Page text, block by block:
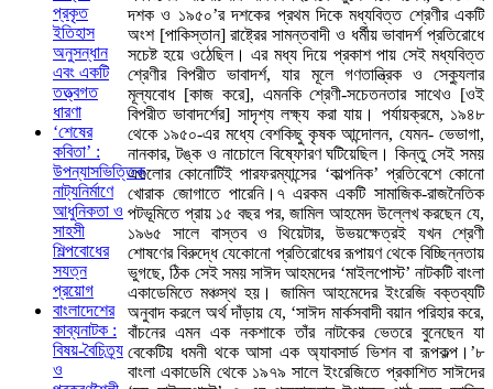
দশক ও ১৯৫০’র দশকের প্রথম দিকে মধ্যবিত্ত শ্রেণীর একটি
অংশ [পাকিস্তান] রাষ্ট্রের সামন্তবাদী ও ধর্মীয় ভাবাদর্শ প্রতিরোধে
সচেষ্ট হয়ে ওঠেছিল। এর মধ্য দিয়ে প্রকাশ পায় সেই মধ্যবিত্ত
শ্রেণীর বিপরীত ভাবাদর্শ, যার মূলে গণতান্ত্রিক ও সেক্যুলার
মূল্যবোধ [কাজ করে], এমনকি শ্রেণী-সচেতনতার সাথেও [ওই
বিপরীত ভাবাদর্শের] সাদৃশ্য লক্ষ্য করা যায়। পর্যায়ক্রমে, ১৯৪৮
থেকে ১৯৫০-এর মধ্যে বেশকিছু কৃষক আন্দোলন, যেমন- ভেভাগা,
নানকার, টঙ্ক ও নাচোলে বিষ্ফোরণ ঘটিয়েছিল। কিন্তু সেই সময়
এগুলোর কোনোটিই পারফরম্যান্সের ‘কাল্পনিক’ প্রতিবেশে কোনো
খোরাক জোগাতে পারেনি।৭ এরকম একটি সামাজিক-রাজনৈতিক
পটভূমিতে প্রায় ১৫ বছর পর, জামিল আহমেদ উল্লেখ করছেন যে,
১৯৬৫ সালে বাস্তব ও থিয়েটার, উভয়ক্ষেত্রই যখন শ্রেণী
শোষণের বিরুদ্ধে যেকোনো প্রতিরোধের রূপায়ণ থেকে বিচ্ছিন্নতায়
ভুগছে, ঠিক সেই সময় সাঈদ আহমদের ‘মাইলপোস্ট’ নাটকটি বাংলা
একাডেমিতে মঞ্চস্থ হয়। জামিল আহমেদের ইংরেজি বক্তব্যটি
অনুবাদ করলে অর্থ দাঁড়ায় যে, ‘সাঈদ মার্কসবাদী বয়ান পরিহার করে,
বাঁচনের এমন এক নকশাকে তাঁর নাটকের ভেতরে বুনেছেন যা
বেকেটিয় ধমনী থকে আসা এক অ্যাবসার্ড ভিশন বা রূপকল্প।’৮
বাংলা একাডেমি থেকে ১৯৭৯ সালে ইংরেজিতে প্রকাশিত সাঈদের
প্রকৃত
ইতিহাস
অনুসন্ধান
এবং একটি
তত্ত্বগত
ধারণা
‘শেষের
কবিতা’ :
উপন্যাসভিত্তিক
নাট্যনির্মাণে
আধুনিকতা ও
সাহসী
শিল্পবোধের
সযত্ন
প্রয়োগ
বাংলাদেশের
কাব্যনাটক :
বিষয়-বৈচিত্র্য
ও